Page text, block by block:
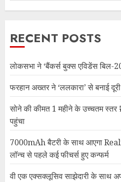
RECENT POSTS
लोकसभा ने ‘बैंकर्स बुक्स एविडेंस बिल-
फरहान अख्तर ने ‘ललकारा’ से बनाई दूरी
सोने की कीमत 1 महीने के उच्चतम स्तर
पहुंचा
7000mAh बैटरी के साथ आएगा
लॉन्च से पहले कई फीचर्स हुए कन्फर्म
वी एक एक्सक्लूसिव साझेदारी के साथ